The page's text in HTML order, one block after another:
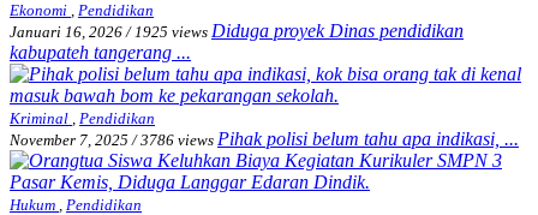
Ekonomi , Pendidikan
Januari 16, 2026 / 1925 views Diduga proyek Dinas pendidikan
kabupateh tangerang ...
Kriminal , Pendidikan
November 7, 2025 / 3786 views Pihak polisi belum tahu apa indikasi, ...
Hukum , Pendidikan